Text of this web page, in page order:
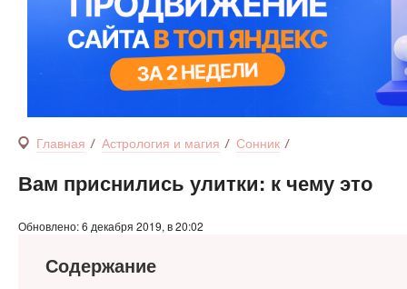
Главная Астрология и магия Сонник
Вам приснились улитки: к чему это
Обновлено: 6 декабря 2019, в 20:02
Содержание